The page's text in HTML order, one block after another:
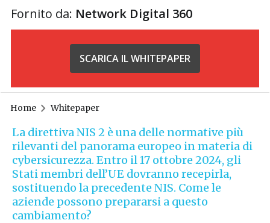
Fornito da: Network Digital 360
SCARICA IL WHITEPAPER
Home Whitepaper
La direttiva NIS 2 è una delle normative più
rilevanti del panorama europeo in materia di
cybersicurezza. Entro il 17 ottobre 2024, gli
Stati membri dell’UE dovranno recepirla,
sostituendo la precedente NIS. Come le
aziende possono prepararsi a questo
cambiamento?